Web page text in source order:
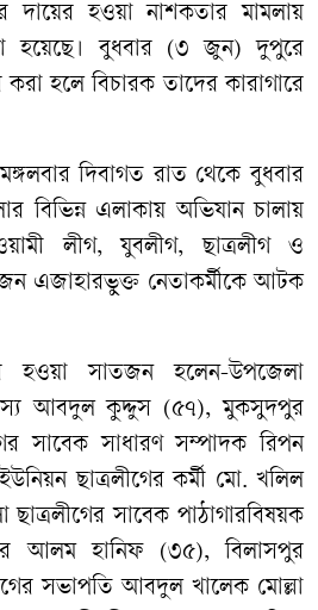
দায়ের হওয়া নাশকতার মামলায়
হয়েছে। বুধবার (৩ জুন) দুপুরে
হলে বিচারক তাদের কারাগারে
দিবাগত রাত থেকে বুধবার
বিভিন্ন এলাকায় অভিযান চালায়
লীগ, যুবলীগ, ছাত্রলীগ ও
জন এজাহারভুক্ত নেতাকর্মীকে আটক
হওয়া সাতজন হলেন-উপজেলা
আবদুল কুদ্দুস (৫৭), মুকসুদপুর
সাবেক সাধারণ সম্পাদক রিপন
ছাত্রলীগের কর্মী মো. খলিল
সাবেক পাঠাগারবিষয়ক
আলম হানিফ (৩৫), বিলাসপুর
সভাপতি আবদুল খালেক মোল্লা